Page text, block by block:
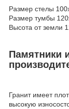
Размер стелы
Размер тумбы
Высота от земли
Памятники
Гранит имеет
высокую